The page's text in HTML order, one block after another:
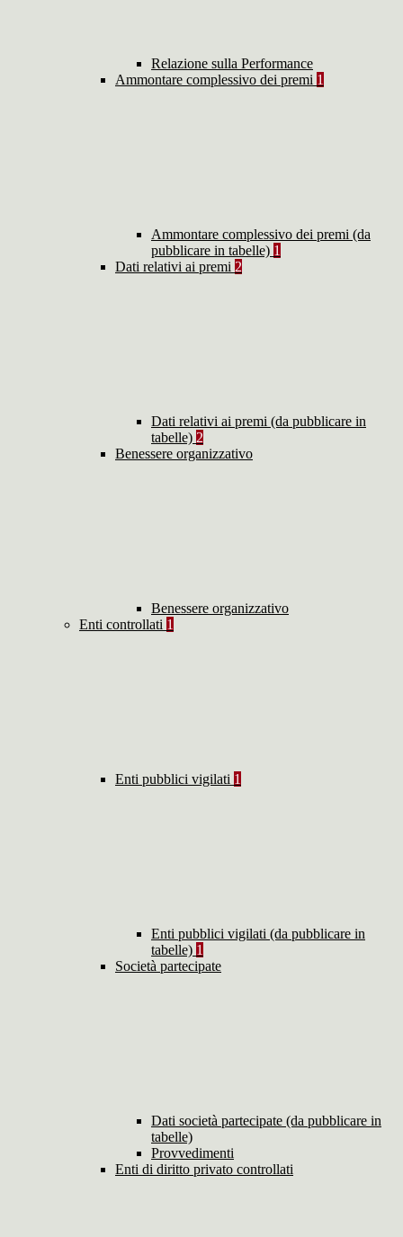
Relazione sulla Performance
Ammontare complessivo dei premi 1
Ammontare complessivo dei premi (da
pubblicare in tabelle) 1
Dati relativi ai premi 2
Dati relativi ai premi (da pubblicare in
tabelle) 2
Benessere organizzativo
Benessere organizzativo
Enti controllati 1
Enti pubblici vigilati 1
Enti pubblici vigilati (da pubblicare in
tabelle) 1
Società partecipate
Dati società partecipate (da pubblicare in
tabelle)
Provvedimenti
Enti di diritto privato controllati